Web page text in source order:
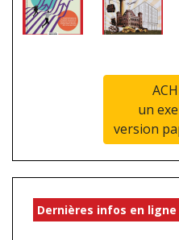
un
version
Dernières infos en ligne